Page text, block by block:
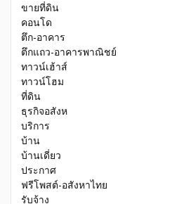
ขายที่ดิน
คอนโด
ตึก-อาคาร
ตึกแถว-อาคารพาณิชย์
ทาวน์เฮ้าส์
ทาวน์โฮม
ที่ดิน
ธุรกิจอสังห
บริการ
บ้าน
บ้านเดี่ยว
ประกาศ
ฟรีโพสต์-อสังหาไทย
รับจ้าง